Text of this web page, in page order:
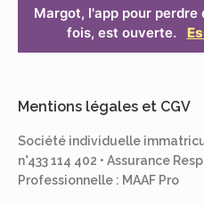
Margot, l'app pour perdre
fois, est ouverte.
Mentions légales et CGV
Société individuelle
n°433 114 402 • Assurance
Professionnelle : MAAF Pro